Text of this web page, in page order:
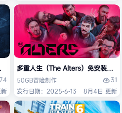
IV: Anniversary Edition）免安装
74
多重人生（The Alters）免安装中文
50GB冒险制作
31
发行日期：2025-6-13
8月4日 更新